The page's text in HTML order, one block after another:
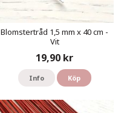
Blomstertråd 1,5 mm x 40 cm -
Vit
19,90 kr
Info Köp